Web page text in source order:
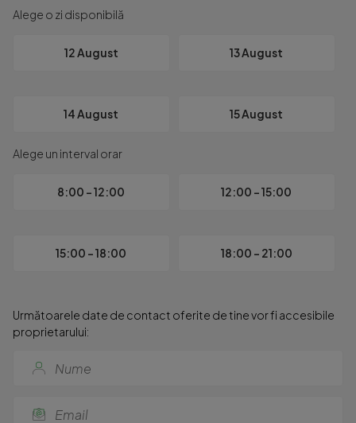
Alege o zi disponibilă
12 August 13 August
14 August 15 August
Alege un interval orar
8:00 - 12:00 12:00 - 15:00
15:00 - 18:00 18:00 - 21:00
Următoarele date de contact oferite de tine vor fi accesibile
proprietarului: